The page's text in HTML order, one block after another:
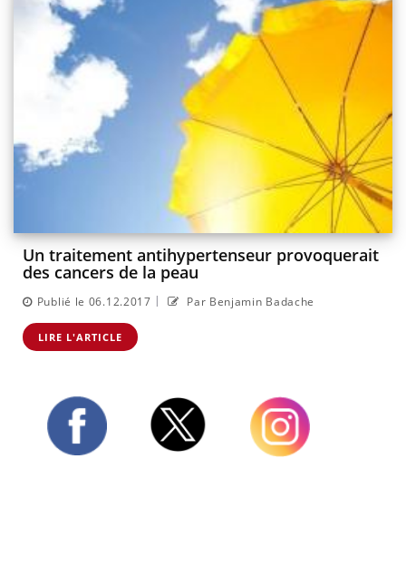
Un traitement antihypertenseur provoquerait
des cancers de la peau
Publié le 06.12.2017 | Par Benjamin Badache
LIRE L'ARTICLE